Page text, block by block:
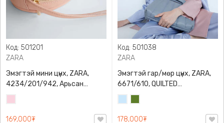
Код: 501201
ZARA
Эмэгтэй мини цүнх, ZARA,
4234/201/942, Арьсан
материалтай, LIMITED EDITION
OVAL LEATHER HANDBAG TRF
169,000₮
Код: 501038
ZARA
Эмэгтэй гар/мөр цүнх, ZARA,
6671/610, QUILTED
CROSSBODY BAG WITH HANDLE
178,000₮